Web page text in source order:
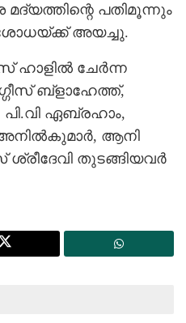
പതിമൂന്നും
അയച്ചു.
ഹാളില്‍ ചേര്‍ന്ന
ബ്ളാഹേത്ത്,
പി.വി ഏബ്രഹാം,
ആനി
ശ്രീദേവി തുടങ്ങിയവര്‍